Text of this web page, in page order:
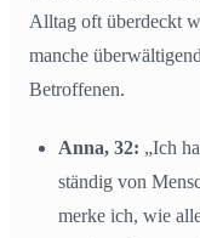
Alltag oft überdeckt
manche
Betroffenen.
Anna, 32: „Ich
ständig von
merke ich, wie